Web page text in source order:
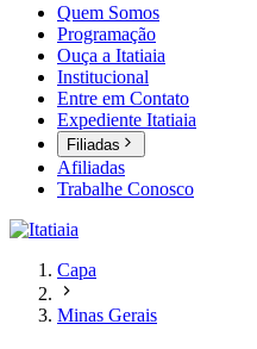
Quem Somos
Programação
Ouça a Itatiaia
Institucional
Entre em Contato
Expediente Itatiaia
Filiadas
Afiliadas
Trabalhe Conosco
Capa
Minas Gerais